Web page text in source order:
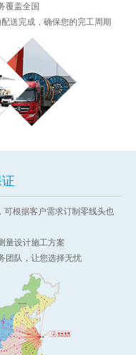
覆盖全国
送完成，确保您的完工周期
根据客户需求订制零线头也
量设计施工方案
团队，让您选择无忧